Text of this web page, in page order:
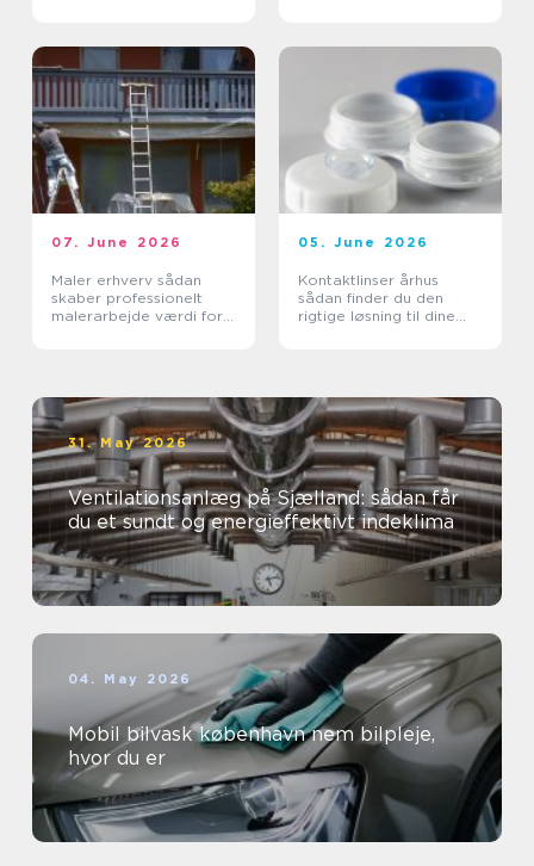
07. June 2026
Maler erhverv sådan
skaber professionelt
malerarbejde værdi for
05. June 2026
Kontaktlinser århus
sådan finder du den
rigtige løsning til dine
31. May 2026
Ventilationsanlæg på Sjælland: sådan får
du et sundt og energieffektivt indeklima
04. May 2026
Mobil bilvask københavn nem bilpleje,
hvor du er